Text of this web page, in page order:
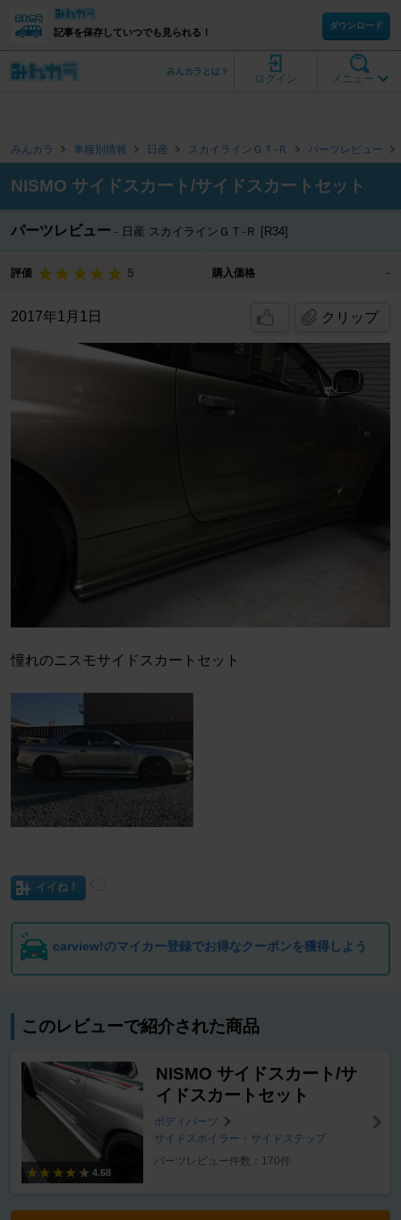
記事を保存していつでも見られる！
ダウンロード
メニュー
ログイン
みんカラとは？
みんカラ 車種別情報 日産 スカイラインＧＴ‐Ｒ パーツレビュー
NISMO サイドスカート/サイドスカートセット
パーツレビュー 日産 スカイラインＧＴ‐Ｒ [R34]
評価 5 購入価格 -
2017年1月1日 クリップ
憧れのニスモサイドスカートセット
イイね！
carview!のマイカー登録でお得なクーポンを獲得しよう
このレビューで紹介された商品
4.68
NISMO サイドスカート/サ
イドスカートセット
ボディパーツ
サイドスポイラー・サイドステップ
パーツレビュー件数：170件